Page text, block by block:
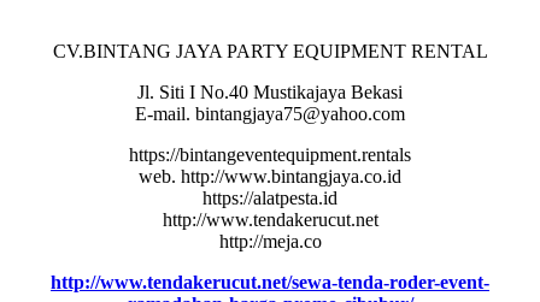
CV.BINTANG JAYA PARTY EQUIPMENT RENTAL
Jl. Siti I No.40 Mustikajaya Bekasi
E-mail. bintangjaya75@yahoo.com
https://bintangeventequipment.rentals
web. http://www.bintangjaya.co.id
https://alatpesta.id
http://www.tendakerucut.net
http://meja.co
http://www.tendakerucut.net/sewa-tenda-roder-event-